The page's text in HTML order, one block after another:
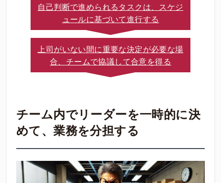
自己判断で進められるタスクは、スケジ
ュールに基づいて進行する
上司がいない間に重要な決定が必要な場
合、チームで協議して合意を得る
チーム内でリーダーを一時的に決
めて、業務を分担する